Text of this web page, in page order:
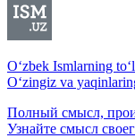
O‘zbek Ismlarning
O‘zingiz va
Полный смысл,
Узнайте смысл